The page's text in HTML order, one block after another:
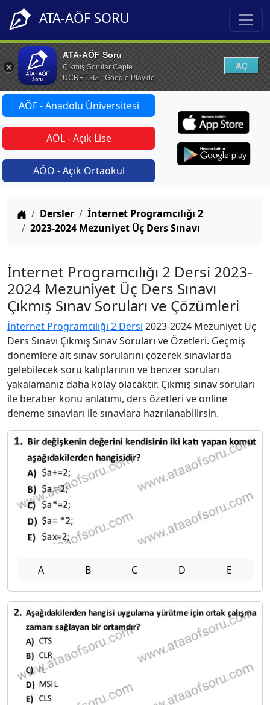
ATA-AÖF SORU
ATA-AÖF Soru
Çıkmış Sorular Cepte
ÜCRETSİZ - Google Play'de
AÇ
AÖF - Anadolu Üniversitesi
AÖL - Açık Lise
AÖO - Açık Ortaokul
Anasayfa
Dersler
İnternet Programcılığı 2
2023-2024 Mezuniyet Üç Ders Sınavı
İnternet Programcılığı 2 Dersi 2023-
2024 Mezuniyet Üç Ders Sınavı
Çıkmış Sınav Soruları ve Çözümleri
İnternet Programcılığı 2 Dersi 2023-2024 Mezuniyet Üç
Ders Sınavı Çıkmış Sınav Soruları ve Özetleri. Geçmiş
dönemlere ait sınav sorularını çözerek sınavlarda
gelebilecek soru kalıplarının ve benzer soruları
yakalamanız daha kolay olacaktır. Çıkmış sınav soruları
ile beraber konu anlatımı, ders özetleri ve online
deneme sınavları ile sınavlara hazrılanabilirsin.
A B C D E